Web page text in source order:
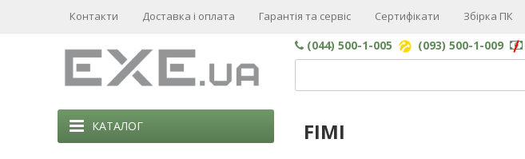
Контакти Доставка і оплата Гарантія та сервіс Сертифікати Збірка ПК
(044) 500-1-005 (093) 500-1-009
КАТАЛОГ FIMI